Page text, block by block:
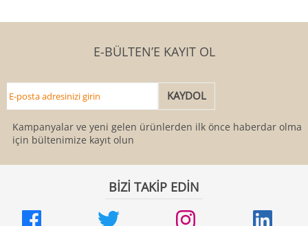
E-BÜLTEN’E KAYIT OL
Kampanyalar ve yeni gelen ürünlerden ilk önce haberdar olmak
için bültenimize kayıt olun
BİZİ TAKİP EDİN